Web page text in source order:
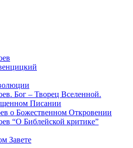
Бог – Творец Вселенной.
Писании
о Божественном Откровении
“О Библейской критике”
Завете